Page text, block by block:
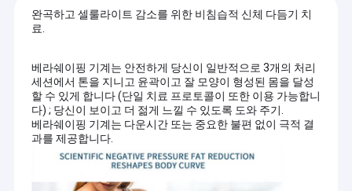
완곡하고 셀룰라이트 감소를 위한 비침습적 신체 다듬기 치
료.
베라쉐이핑 기계는 안전하게 당신이 일반적으로 3개의 처리
세션에서 톤을 지니고 윤곽이고 잘 모양이 형성된 몸을 달성
할 수 있게 합니다 (단일 치료 프로토콜이 또한 이용 가능합니
다) ; 당신이 보이고 더 젊게 느낄 수 있도록 도와 주기.
베라쉐이핑 기계는 다운시간 또는 중요한 불편 없이 극적 결
과를 제공합니다.